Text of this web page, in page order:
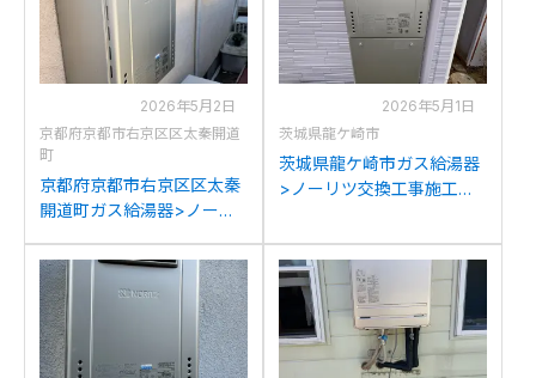
の交換
交換
2026年5月2日
京都府京都市右京区区太秦開道
町
京都府京都市右京区区太秦
開道町ガス給湯器>ノーリ
リツGT-2428SAWXからノ
ーリツGT-C2072SAW BL
への交換
2026年5月1日
茨城県龍ケ崎市
茨城県龍ケ崎市ガス給湯器
>ノーリツ交換工事施工事
C2052SAWX-2からノーリ
ツGT-C2072SAW BLへの
交換